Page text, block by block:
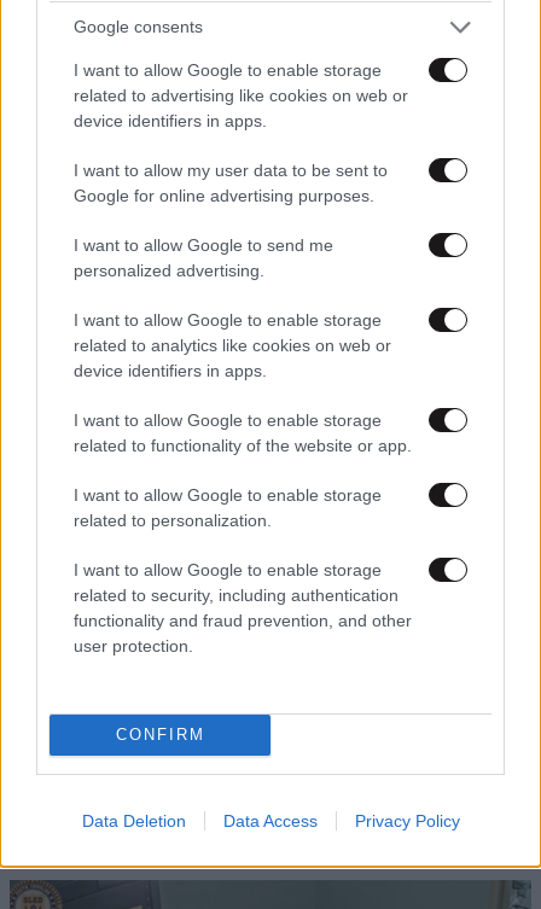
Google consents
I want to allow Google to enable storage
related to advertising like cookies on web or
device identifiers in apps.
I want to allow my user data to be sent to
Google for online advertising purposes.
I want to allow Google to send me
personalized advertising.
I want to allow Google to enable storage
related to analytics like cookies on web or
device identifiers in apps.
I want to allow Google to enable storage
related to functionality of the website or app.
I want to allow Google to enable storage
related to personalization.
I want to allow Google to enable storage
related to security, including authentication
functionality and fraud prevention, and other
user protection.
CONFIRM
Data Deletion Data Access Privacy Policy